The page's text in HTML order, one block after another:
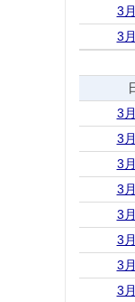
3
3
3
3
3
3
3
3
3
3